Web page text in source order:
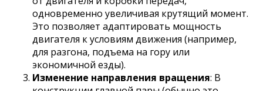
одновременно увеличивая крутящий момент.
Это позволяет адаптировать мощность
двигателя к условиям движения (например,
для разгона, подъема на гору или
экономичной езды).
Изменение направления вращения: В